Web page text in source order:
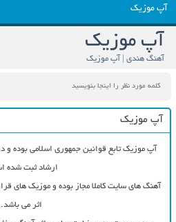
آپ موزیک
آپ موزیک
آهنگ هندی | آپ موزیک
آپ موزیک
آپ موزیک تابع قوانین جمهوری اسلامی بوده و
ارشاد ثبت شده
آهنگ های سایت کاملا مجاز بوده و موزیک های
اثر می باشد.